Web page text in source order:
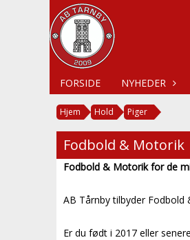
FORSIDE NYHEDER
Hjem Hold Piger
Fodbold & Motorik
Fodbold & Motorik for de
AB Tårnby tilbyder
Er du født i 2017 eller